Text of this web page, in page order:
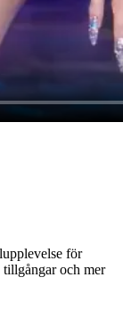
för
tillgångar och mer